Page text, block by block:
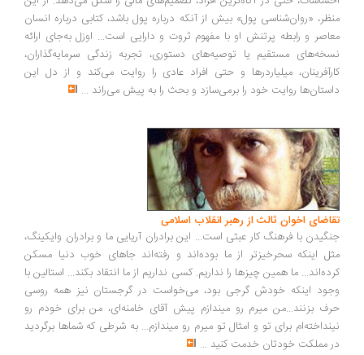
«روان‌شناسی پول» بیش از آنکه درباره پول باشد، کتابی درباره انسان
و رابطه پرتنش او با مفهوم ثروت و دارایی است... اوزل به‌جای ارائه
مستقیم یا توصیه‌های دستوری، تجربه زندگی سرمایه‌گذاران،
میلیاردرها و حتی افراد عادی را روایت می‌کند و از دل این
روایت خود را برمی‌سازد و بحث را به پیش می‌راند...
اخوان ثالث از رهبر انقلاب اسلامی
با فرهنگ کار عبثی است... این برادران آریایی ما و برادران وایکینگ،
اینکه سحرخیزتر از ما بوده‌اند و رفته‌اند جاهای خوب دنیا مسکن
ما همین چیزها را نداریم. کسی نداریم از ما انتقاد بکند... استالین با
اینکه خودش گرجی بود، می‌خواست در گرجستان نیز همه روسی
بزنند...من میرم رو میندازم پیش آقای خامنه‌ای، من برای خودم رو
برای تو و امثال تو میرم رو میندازم... به شرطی که شماها برگردید
مملکت خودتان خدمت کنید...